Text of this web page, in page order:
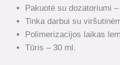
Pakuotė su dozatoriumi
Tinka darbui su
Polimerizacijos laikas
Tūris – 30 ml.